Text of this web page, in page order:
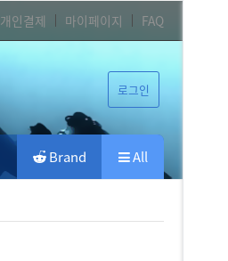
개인결제 마이페이지 FAQ
로그인
All
Brand